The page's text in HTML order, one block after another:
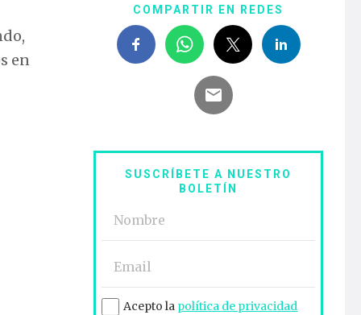
en
COMPARTIR EN REDES
SUSCRÍBETE A NUESTRO
BOLETÍN
Acepto la política de privacidad